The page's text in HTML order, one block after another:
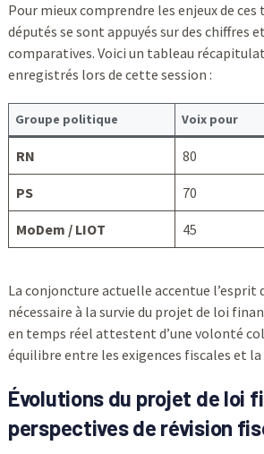
Pour mieux comprendre les enjeux de
députés se sont appuyés sur des chiffres
comparatives. Voici un tableau
enregistrés lors de cette session :
Groupe politique Voix pour
RN 80
PS 70
MoDem / LIOT 45
La conjoncture actuelle accentue l’esprit
nécessaire à la survie du projet de loi
en temps réel attestent d’une volonté
équilibre entre les exigences fiscales et
Évolutions du projet de loi
perspectives de révision